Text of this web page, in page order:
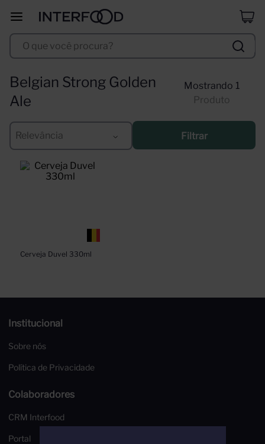
O que você procura?
Belgian Strong Golden
Ale
1
Produto
Relevância Filtrar
Cerveja Duvel 330ml
Institucional
Sobre nós
Política de Privacidade
Colaboradores
CRM Interfood
Portal
º duff
corpus astral
10ºsanta helena